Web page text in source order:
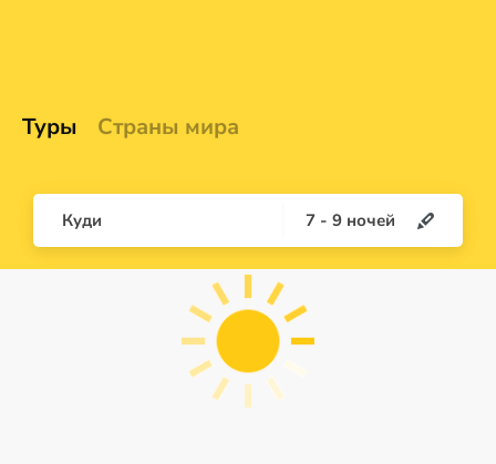
Туры Страны мира
Куди 7 - 9 ночей